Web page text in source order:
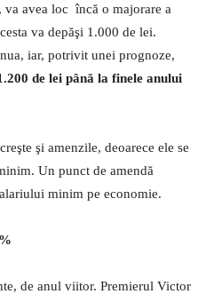
avea loc încă o majorare a
va depăşi 1.000 de lei.
iar, potrivit unei prognoze,
de lei până la finele anului
şi amenzile, deoarece ele se
Un punct de amendă
minim pe economie.
de anul viitor. Premierul Victor